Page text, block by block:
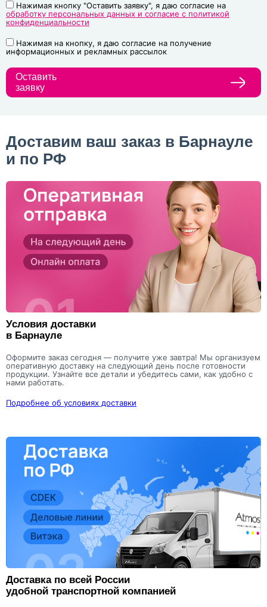
Нажимая кнопку "Оставить заявку", я даю согласие на
обработку персональных данных и согласие с политикой
конфиденциальности
Нажимая на кнопку, я даю согласие на получение
информационных и рекламных рассылок
Оставить
заявку
Доставим ваш заказ в Барнауле
и по РФ
Условия доставки
в Барнауле
Оформите заказ сегодня — получите уже завтра! Мы организуем
оперативную доставку на следующий день после готовности
продукции. Узнайте все детали и убедитесь сами, как удобно с
нами работать.
Подробнее об условиях доставки
Доставка по всей России
удобной транспортной компанией